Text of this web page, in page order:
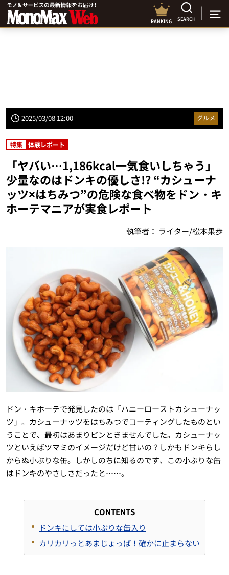
RANKING SEARCH
2025/03/08 12:00 グルメ
特集 体験レポート
「ヤバい…1,186kcal一気食いしちゃう」
少量なのはドンキの優しさ!? “カシューナ
ッツ×はちみつ”の危険な食べ物をドン・キ
ホーテマニアが実食レポート
執筆者： ライター/松本果歩
ドン・キホーテで発見したのは「ハニーローストカシューナッ
ツ」。カシューナッツをはちみつでコーティングしたものとい
うことで、最初はあまりピンときませんでした。カシューナッ
ツといえばツマミのイメージだけど甘いの？しかもドンキらし
からぬ小ぶりな缶。しかしのちに知るのです、この小ぶりな缶
はドンキのやさしさだったと……。
CONTENTS
ドンキにしては小ぶりな缶入り
カリカリっとあまじょっぱ！確かに止まらない